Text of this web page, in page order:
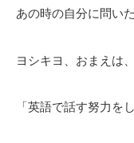
あの時の自分に問いた
ヨシキヨ、おまえは、
「英語で話す努力を